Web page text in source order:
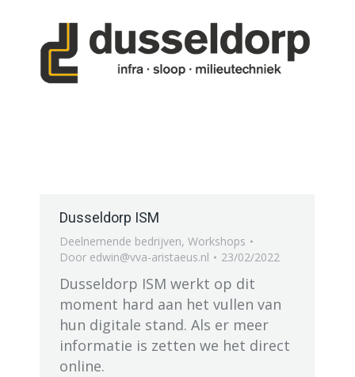
Dusseldorp ISM
Deelnemende bedrijven, Workshops
Door edwin@vva-aristaeus.nl 23/02/2022
Dusseldorp ISM werkt op dit
moment hard aan het vullen van
hun digitale stand. Als er meer
informatie is zetten we het direct
online.